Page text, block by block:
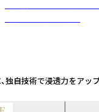
術で浸透力